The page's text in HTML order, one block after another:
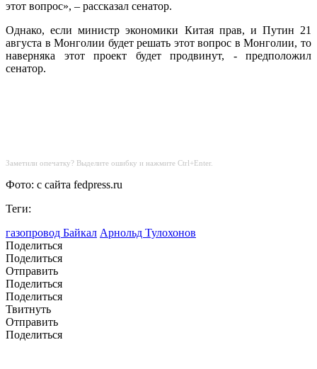
этот вопрос», – рассказал сенатор.
Однако, если министр экономики Китая прав, и Путин 21
августа в Монголии будет решать этот вопрос в Монголии, то
наверняка этот проект будет продвинут, - предположил
сенатор.
Заметили опечатку? Выделите ошибку и нажмите Ctrl+Enter.
Фото: с сайта fedpress.ru
Теги:
газопровод Байкал Арнольд Тулохонов
Поделиться
Поделиться
Отправить
Поделиться
Поделиться
Твитнуть
Отправить
Поделиться